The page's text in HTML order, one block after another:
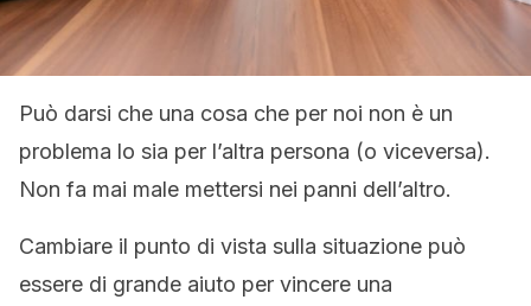
Può darsi che una cosa che per noi non è un
problema lo sia per l’altra persona (o viceversa).
Non fa mai male mettersi nei panni dell’altro.
Cambiare il punto di vista sulla situazione può
essere di grande aiuto per vincere una